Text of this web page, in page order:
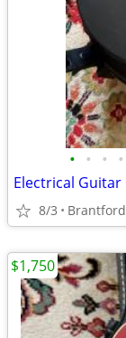
• • • •
Electrical Guitar
8/3 Brantford
$1,750